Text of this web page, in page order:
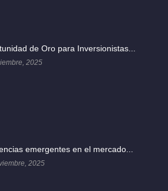
de Oro para Inversionistas...
2025
emergentes en el mercado...
2025